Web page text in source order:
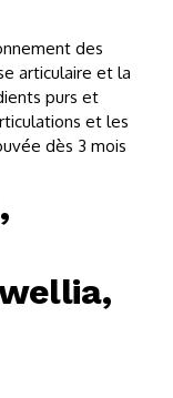
des
articulaire et la
purs et
et les
dès 3 mois